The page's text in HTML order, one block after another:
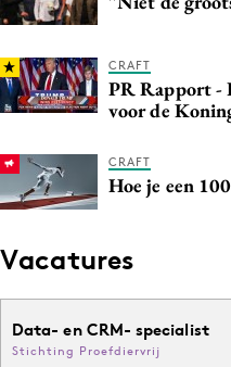
CRAFT
PR Rapport -
voor de
CRAFT
Hoe je een
Vacatures
Data- en CRM- specialist
Stichting Proefdiervrij